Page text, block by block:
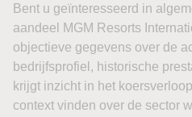
Bent u geïnteresseerd in
aandeel MGM Resorts
objectieve gegevens over de
bedrijfsprofiel, historische
krijgt inzicht in het
context vinden over de sector